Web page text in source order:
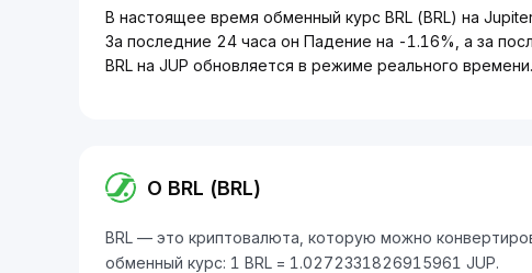
В настоящее время обменный курс BRL (BRL) на
За последние 24 часа он Падение на -1.16%, а за
BRL на JUP обновляется в режиме реального
О BRL (BRL)
BRL — это криптовалюта, которую можно
обменный курс: 1 BRL = 1.0272331826915961 JUP.